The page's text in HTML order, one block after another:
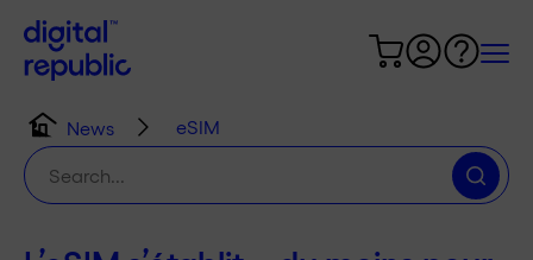
News
eSIM
Chercher
: